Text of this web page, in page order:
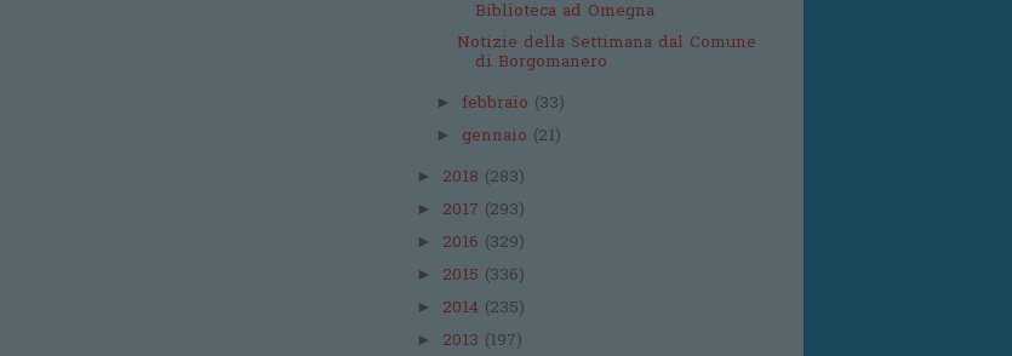
Biblioteca ad Omegna
Notizie della Settimana dal Comune
di Borgomanero
► febbraio (33)
► gennaio (21)
► 2018 (283)
► 2017 (293)
► 2016 (329)
► 2015 (336)
► 2014 (235)
► 2013 (197)